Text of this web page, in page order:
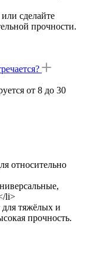
сделайте
прочности.
от 8 до 30
относительно
li>
тяжёлых и
прочность.